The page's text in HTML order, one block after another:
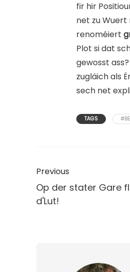
fir hir
net zu
renoméiert
Plot si dat
gewosst
zugläich als
sech net
TAGS
Previous
Op der stater Gare
d'Lut!